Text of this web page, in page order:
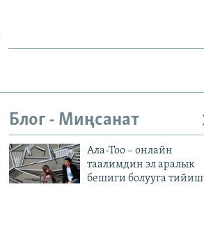
Блог - Миңсанат
Ала-Тоо – онлайн
таалимдин эл аралык
бешиги болууга тийиш